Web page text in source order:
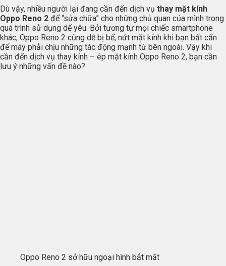
Dù vậy, nhiều người lại đang cần đến dịch vụ thay mặt kính
Oppo Reno 2 để “sửa chữa” cho những chủ quan của mình trong
quá trình sử dụng dế yêu. Bởi tương tự mọi chiếc smartphone
khác, Oppo Reno 2 cũng dễ bị bể, nứt mặt kính khi bạn bất cẩn
để máy phải chịu những tác động mạnh từ bên ngoài. Vậy khi
cần đến dịch vụ thay kính – ép mặt kính Oppo Reno 2, bạn cần
lưu ý những vấn đề nào?
Oppo Reno 2 sở hữu ngoại hình bắt mắt